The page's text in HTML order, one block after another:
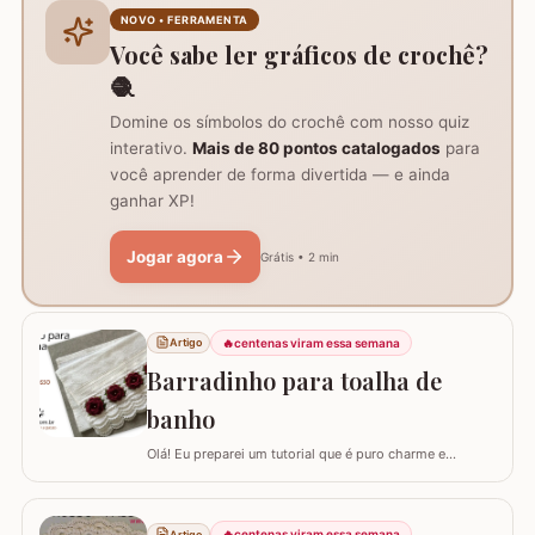
do trabalho e formação do centro do tapete: Comece
com um anel mágico ou uma argola de 10…
NOVO • FERRAMENTA
Você sabe ler gráficos de crochê?
🧶
Domine os símbolos do crochê com nosso quiz
interativo. Mais de 80 pontos catalogados para
você aprender de forma divertida — e ainda
ganhar XP!
Jogar agora Grátis • 2 min
Artigo 🔥centenas viram essa semana
Barradinho para toalha de
banho
Olá! Eu preparei um tutorial que é puro charme e
como confeccionar um Barradinho para Toalha de
Banho ou Toalha de Rosto passo a passo. Esse